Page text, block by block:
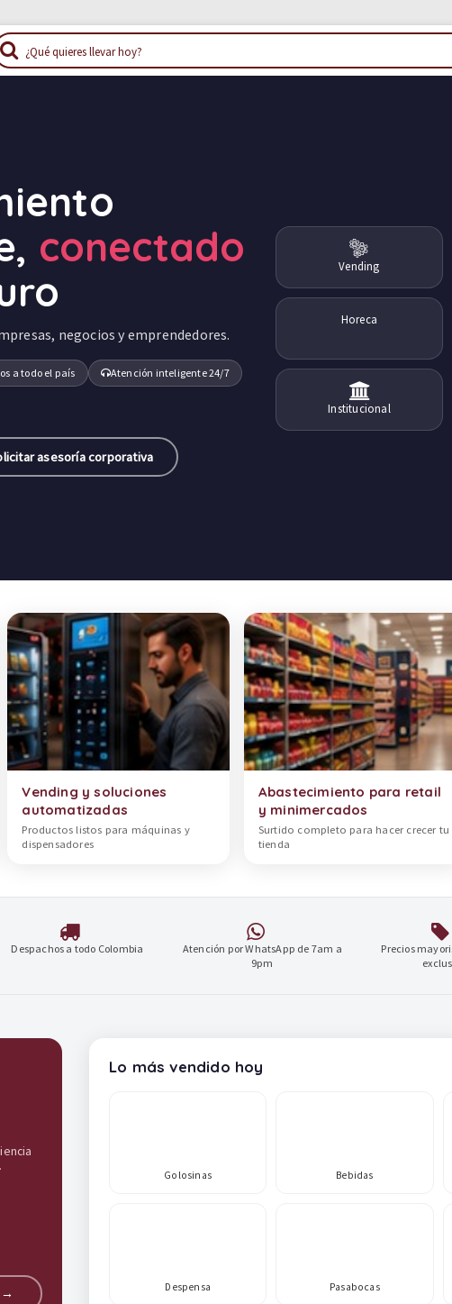
conectado
negocios y emprendedores.
a todo el país
Atención inteligente 24/7
asesoría corporativa
Vending
Horeca
Institucional
Vending y soluciones
automatizadas
Productos listos para máquinas y
dispensadores
Abastecimiento para retail
y minimercados
Surtido completo para hacer crecer tu
tienda
Despachos a todo Colombia
Atención por WhatsApp de 7am a
9pm
Precios
→
Lo más vendido hoy
Golosinas Bebidas
Despensa Pasabocas